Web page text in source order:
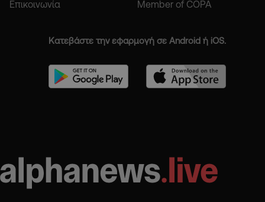
Επικοινωνία Member of COPA
Κατεβάστε την εφαρμογή σε Android ή iOS.